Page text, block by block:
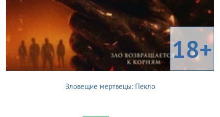
18+
Зловещие мертвецы: Пекло